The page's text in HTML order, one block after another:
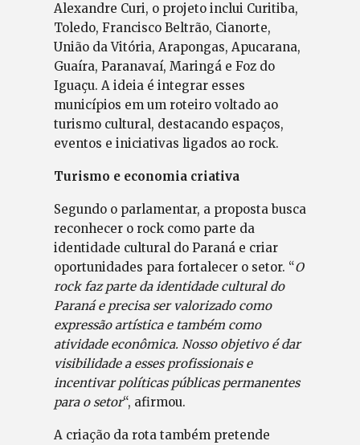
Alexandre Curi, o projeto inclui Curitiba,
Toledo, Francisco Beltrão, Cianorte,
União da Vitória, Arapongas, Apucarana,
Guaíra, Paranavaí, Maringá e Foz do
Iguaçu. A ideia é integrar esses
municípios em um roteiro voltado ao
turismo cultural, destacando espaços,
eventos e iniciativas ligados ao rock.
Turismo e economia criativa
Segundo o parlamentar, a proposta busca
reconhecer o rock como parte da
identidade cultural do Paraná e criar
oportunidades para fortalecer o setor. “O
rock faz parte da identidade cultural do
Paraná e precisa ser valorizado como
expressão artística e também como
atividade econômica. Nosso objetivo é dar
visibilidade a esses profissionais e
incentivar políticas públicas permanentes
para o setor“, afirmou.
A criação da rota também pretende